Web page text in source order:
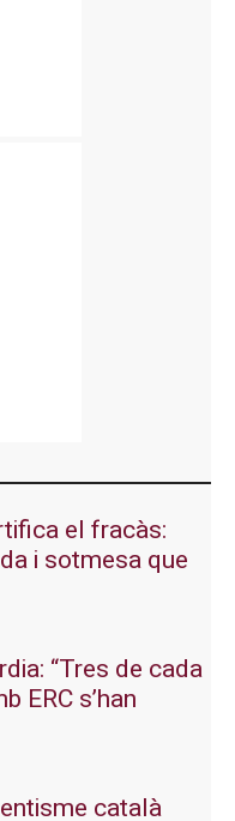
el fracàs:
i sotmesa que
“Tres de cada
ERC s’han
català